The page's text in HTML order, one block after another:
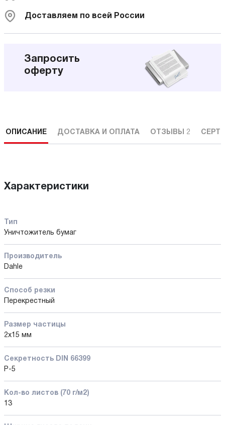
Доставляем по всей России
Запросить
оферту
ОПИСАНИЕ ДОСТАВКА И ОПЛАТА ОТЗЫВЫ 2
Характеристики
Тип
Уничтожитель бумаг
Производитель
Dahle
Способ резки
Перекрестный
Размер частицы
2х15 мм
Секретность DIN 66399
P-5
Кол-во листов (70 г/м2)
13